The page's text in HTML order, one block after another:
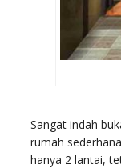
Sangat indah
rumah
hanya 2 lantai,